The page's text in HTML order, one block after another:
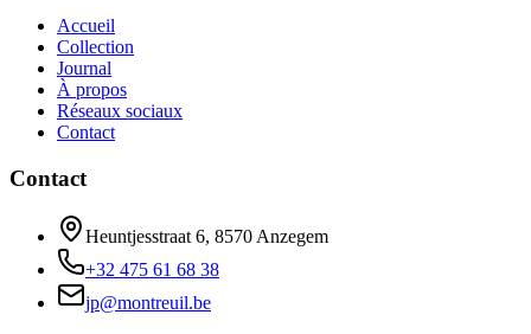
Accueil
Collection
Journal
À propos
Réseaux sociaux
Contact
Contact
Heuntjesstraat 6, 8570 Anzegem
+32 475 61 68 38
jp@montreuil.be